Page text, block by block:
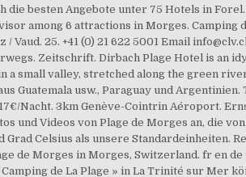
die besten Angebote unter 75 Hotels in
among 6 attractions in Morges. Camping
25. +41 (0) 21 622 5001 Email
Zeitschrift. Dirbach Plage Hotel is an
a small valley, stretched along the green
Guatemala usw., Paraguay und Argentinien.
Nacht. 3km Genève-Cointrin Aéroport.
und Videos von Plage de Morges an, die
Celsius als unsere Standardeinheiten.
de Morges in Morges, Switzerland. fr en de
de La Plage » in La Trinité sur Mer